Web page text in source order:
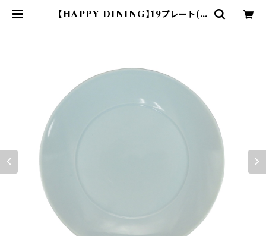
【HAPPY DINING】19プレート(ブ